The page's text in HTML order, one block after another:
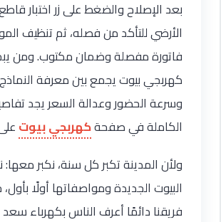
بعد الإصلاح والضغط على زر اختبار
الأرضي للتأكد من فصله، ثم تنظيف
فاتورة مفصلة وضمان مكتوب. ومن
كهربجي بيوت يجمع بين معرفة
وسرعة الحضور وعدالة السعر يجد
الكاملة في صفحةكهربجي بيوت
ولأن المدينة تكبر كل سنة، نكبر معها:
البيوت الجديدة ومواصفاتها أولًا
فريقنا دائمًا أعرف الناس بكهرباء سعد